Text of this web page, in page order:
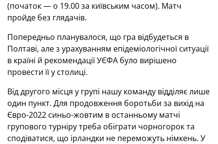
(початок — о 19.00 за київським часом). Матч
пройде без глядачів.
Попередньо планувалося, що гра відбудеться в
Полтаві, але з урахуванням епідеміологічної ситуації
в країні й рекомендації УЄФА було вирішено
провести її у столиці.
Від другого місця у групі нашу команду відділяє лише
один пункт. Для продовження боротьби за вихід на
Євро-2022 синьо-жовтим в останньому матчі
групового турніру треба обіграти чорногорок та
сподіватися, що ірландки не переможуть німкень. У